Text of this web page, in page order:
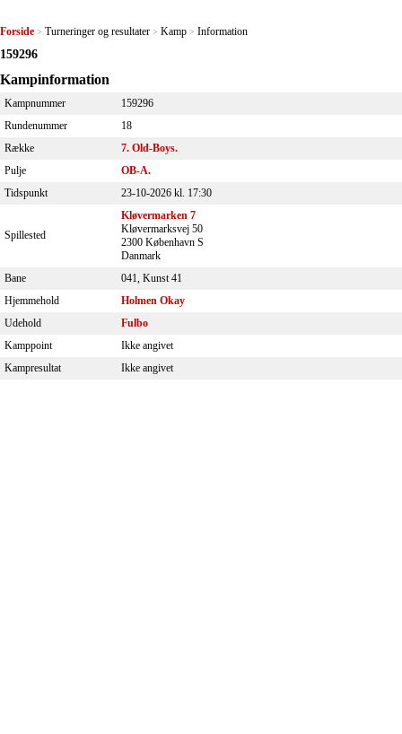
Forside > Turneringer og resultater > Kamp > Information
159296
Kampinformation
Kampnummer
159296
Rundenummer
18
Række
7. Old-Boys.
Pulje
OB-A.
Tidspunkt
23-10-2026 kl. 17:30
Spillested
Kløvermarken 7
Kløvermarksvej 50
2300 København S
Danmark
Bane
041, Kunst 41
Hjemmehold
Holmen Okay
Udehold
Fulbo
Kamppoint
Ikke angivet
Kampresultat
Ikke angivet